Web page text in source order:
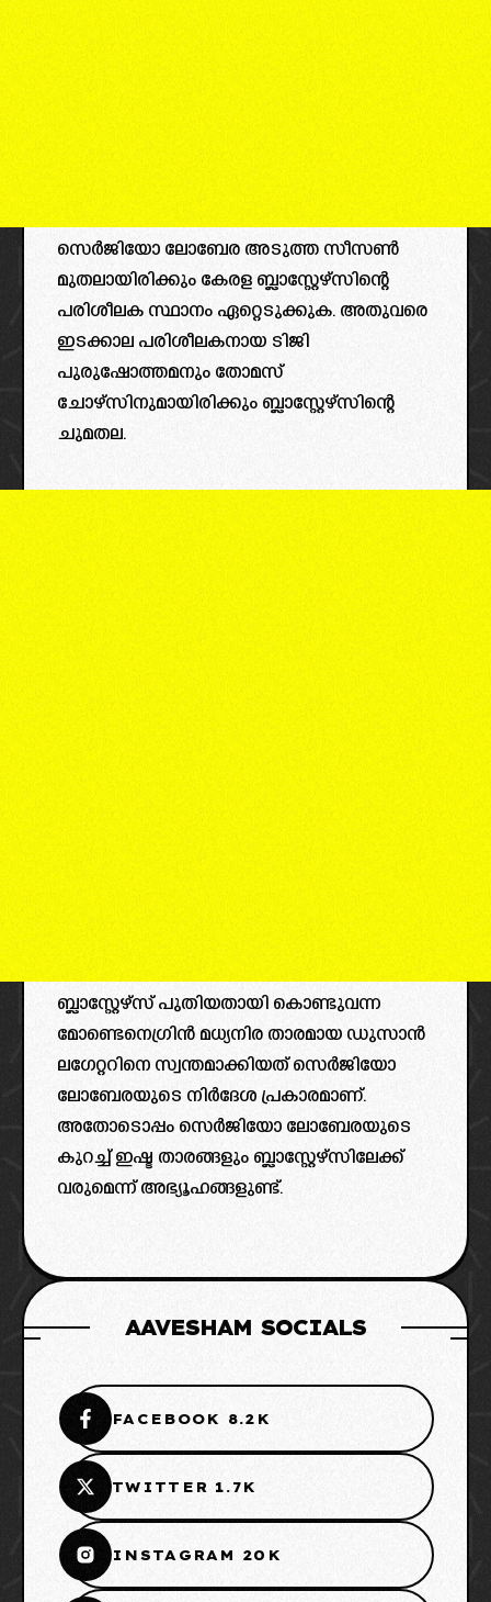
സെർജിയോ ലോബേര അടുത്ത സീസൺ
മുതലായിരിക്കും കേരള ബ്ലാസ്റ്റേഴ്‌സിന്റെ
പരിശീലക സ്ഥാനം ഏറ്റെടുക്കുക. അതുവരെ
ഇടക്കാല പരിശീലകനായ ടിജി
പുരുഷോത്തമനും തോമസ്
ചോഴ്സിനുമായിരിക്കും ബ്ലാസ്റ്റേഴ്‌സിന്റെ
ചുമതല.
ബ്ലാസ്റ്റേഴ്‌സ് പുതിയതായി കൊണ്ടുവന്ന
മോണ്ടെനെഗ്രിൻ മധ്യനിര താരമായ ഡുസാൻ
ലഗേറ്ററിനെ സ്വന്തമാക്കിയത് സെർജിയോ
ലോബേരയുടെ നിർദേശ പ്രകാരമാണ്.
അതോടൊപ്പം സെർജിയോ ലോബേരയുടെ
കുറച്ച് ഇഷ്ട താരങ്ങളും ബ്ലാസ്റ്റേഴ്‌സിലേക്ക്
വരുമെന്ന് അഭ്യൂഹങ്ങളുണ്ട്.
AAVESHAM SOCIALS
FACEBOOK 8.2K
TWITTER 1.7K
INSTAGRAM 20K